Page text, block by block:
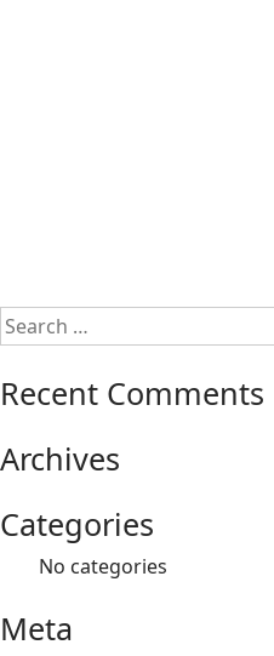
Search
for:
Recent Comments
Archives
Categories
No categories
Meta